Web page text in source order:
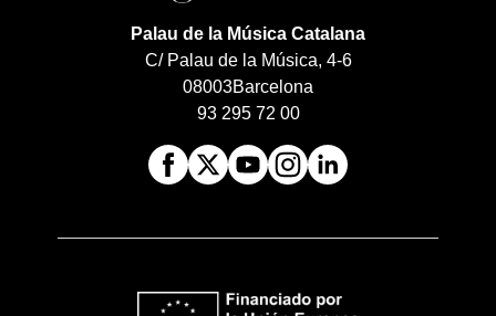
Palau de la Música Catalana
C/ Palau de la Música, 4-6
08003Barcelona
93 295 72 00